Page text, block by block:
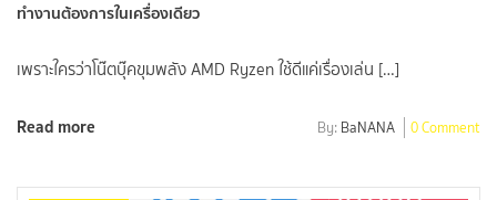
ทำงานต้องการในเครื่องเดียว
เพราะใครว่าโน๊ตบุ๊คขุมพลัง AMD Ryzen ใช้ดีแค่เรื่องเล่น […]
Read more By: BaNANA 0 Comment